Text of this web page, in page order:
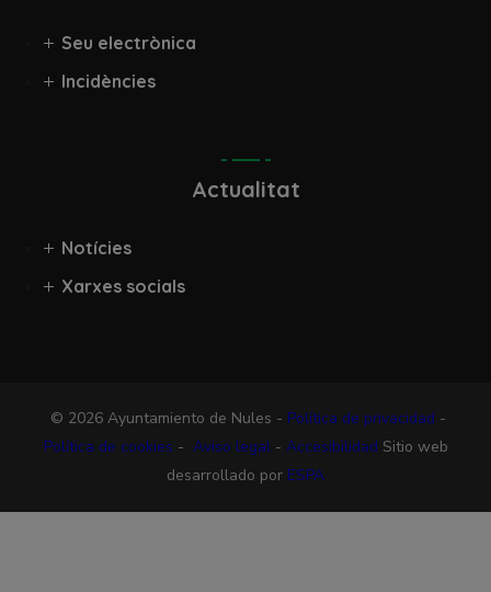
Seu electrònica
Incidències
Actualitat
Notícies
Xarxes socials
© 2026 Ayuntamiento de Nules - Política de privacidad -
Política de cookies - Aviso legal- Accesibilidad Sitio web
desarrollado por ESPA